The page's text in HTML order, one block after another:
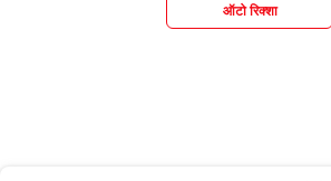
ऑटो रिक्शा